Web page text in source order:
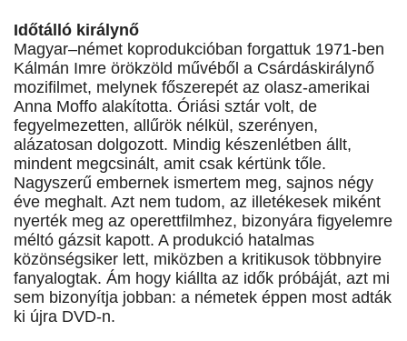
Időtálló királynő
Magyar–német koprodukcióban forgattuk 1971-ben
Kálmán Imre örökzöld művéből a Csárdáskirálynő
mozifilmet, melynek főszerepét az olasz-amerikai
Anna Moffo alakította. Óriási sztár volt, de
fegyelmezetten, allűrök nélkül, szerényen,
alázatosan dolgozott. Mindig készenlétben állt,
mindent megcsinált, amit csak kértünk tőle.
Nagyszerű embernek ismertem meg, sajnos négy
éve meghalt. Azt nem tudom, az illetékesek miként
nyerték meg az operettfilmhez, bizonyára figyelemre
méltó gázsit kapott. A produkció hatalmas
közönségsiker lett, miközben a kritikusok többnyire
fanyalogtak. Ám hogy kiállta az idők próbáját, azt mi
sem bizonyítja jobban: a németek éppen most adták
ki újra DVD-n.